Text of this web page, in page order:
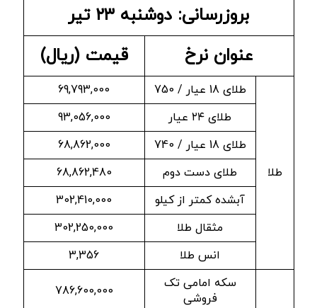
بروزرسانی: دوشنبه ۲۳ تیر
عنوان نرخ
قیمت (ریال)
طلا
طلای 18 عیار / 750
69,793,000
طلای ۲۴ عیار
93,056,000
طلای 18 عیار / 740
68,862,000
طلای دست دوم
68,862,480
آبشده کمتر از کیلو
302,410,000
مثقال طلا
302,250,000
انس طلا
3,356
سکه امامی تک
فروشی
786,600,000